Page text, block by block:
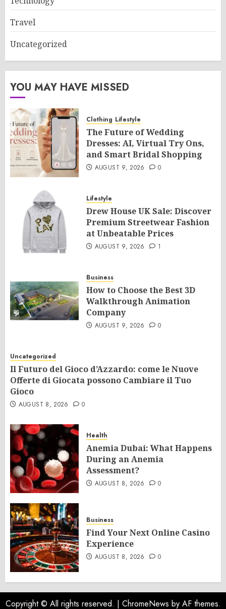
Travel
Uncategorized
YOU MAY HAVE MISSED
Clothing Lifestyle
The Future of Wedding
Dresses: AI, Virtual Try Ons,
and Smart Bridal Shopping
AUGUST 9, 2026 0
Lifestyle
Drew House UK Sale: Discover
Premium Streetwear Fashion
at Unbeatable Prices
AUGUST 9, 2026 1
Business
How to Choose the Best 3D
Walkthrough Animation
Company
AUGUST 9, 2026 0
Uncategorized
Il Futuro del Gioco d’Azzardo: come le Nuove
Offerte di Giocata possono Cambiare il Tuo
Gioco
AUGUST 8, 2026 0
Health
Anemia Dubai: What Happens
During an Anemia
Assessment?
AUGUST 8, 2026 0
Business
Find Your Next Online Casino
Experience
AUGUST 8, 2026 0
Copyright © All rights reserved. | ChromeNews by AF themes.